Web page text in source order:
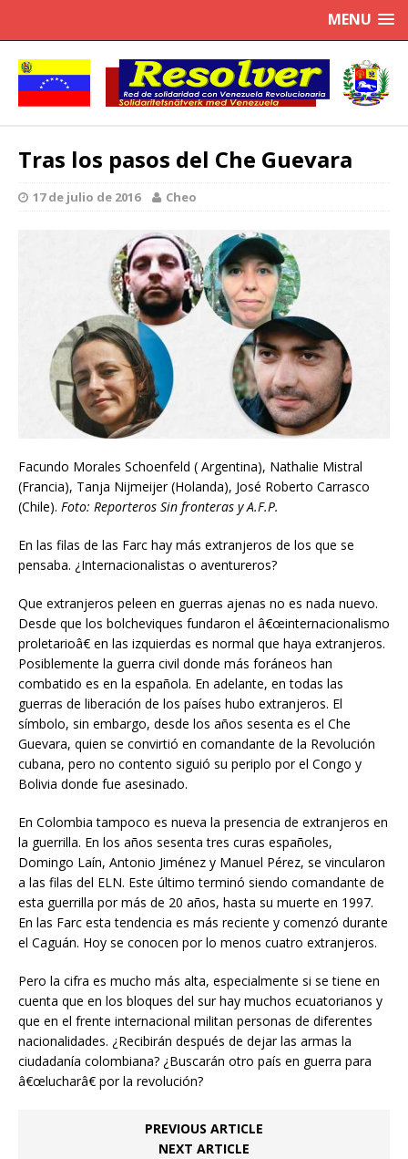
MENU
Tras los pasos del Che Guevara
17 de julio de 2016 Cheo
Facundo Morales Schoenfeld ( Argentina), Nathalie Mistral
(Francia), Tanja Nijmeijer (Holanda), José Roberto Carrasco
(Chile). Foto: Reporteros Sin fronteras y A.F.P.
En las filas de las Farc hay más extranjeros de los que se
pensaba. ¿Internacionalistas o aventureros?
Que extranjeros peleen en guerras ajenas no es nada nuevo.
Desde que los bolcheviques fundaron el â€œinternacionalismo
proletarioâ€ en las izquierdas es normal que haya extranjeros.
Posiblemente la guerra civil donde más foráneos han
combatido es en la española. En adelante, en todas las
guerras de liberación de los países hubo extranjeros. El
símbolo, sin embargo, desde los años sesenta es el Che
Guevara, quien se convirtió en comandante de la Revolución
cubana, pero no contento siguió su periplo por el Congo y
Bolivia donde fue asesinado.
En Colombia tampoco es nueva la presencia de extranjeros en
la guerrilla. En los años sesenta tres curas españoles,
Domingo Laín, Antonio Jiménez y Manuel Pérez, se vincularon
a las filas del ELN. Este último terminó siendo comandante de
esta guerrilla por más de 20 años, hasta su muerte en 1997.
En las Farc esta tendencia es más reciente y comenzó durante
el Caguán. Hoy se conocen por lo menos cuatro extranjeros.
Pero la cifra es mucho más alta, especialmente si se tiene en
cuenta que en los bloques del sur hay muchos ecuatorianos y
que en el frente internacional militan personas de diferentes
nacionalidades. ¿Recibirán después de dejar las armas la
ciudadanía colombiana? ¿Buscarán otro país en guerra para
â€œlucharâ€ por la revolución?
PREVIOUS ARTICLE
NEXT ARTICLE